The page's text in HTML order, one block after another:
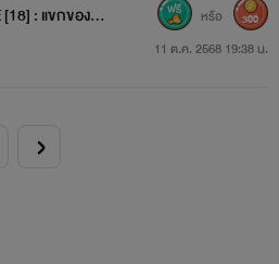
: แขกของพ่อ
11 ต.ค. 2568 19:38 น.
หรือ 300